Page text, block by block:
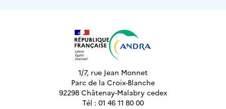
1/7, rue Jean Monnet
Parc de la Croix-Blanche
92298 Châtenay-Malabry cedex
Tél : 01 46 11 80 00